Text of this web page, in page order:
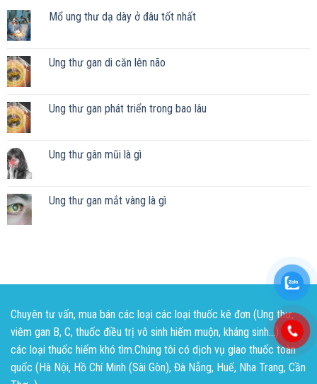
Mổ ung thư dạ dày ở đâu tốt nhất
Ung thư gan di căn lên não
Ung thư gan phát triển trong bao lâu
Ung thư gân mũi là gì
Ung thư gan mắt vàng là gì
Chuyên tư vấn, mua bán các loại các loại thuốc kê đơn (Ung thư,
viêm gan B, C, thuốc điều trị vô sinh hiếm muộn, kháng sinh...) và
các loại thuốc hiếm khó tìm.Chúng tôi có dịch vụ giao thuốc toàn
quốc (Hà Nội, Hồ Chí Minh (Sài Gòn), Đà Nẵng, Huế, Nha Trang, Cần